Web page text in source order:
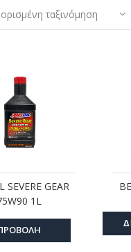
ταξινόμηση
SEVERE GEAR
1L